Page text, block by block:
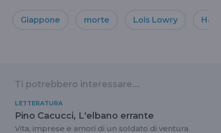
Giappone morte Lois Lowry
Ti potrebbero interessare...
LETTERATURA
Pino Cacucci, L'elbano errante
Vita, imprese e amori di un soldato di ventura